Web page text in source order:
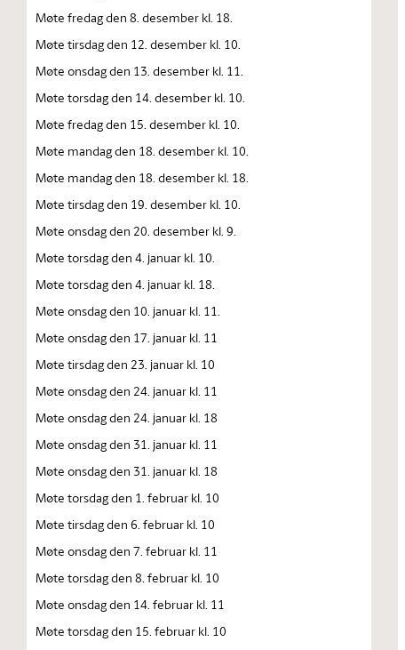
Møte fredag den 8. desember kl. 18.
Møte tirsdag den 12. desember kl. 10.
Møte onsdag den 13. desember kl. 11.
Møte torsdag den 14. desember kl. 10.
Møte fredag den 15. desember kl. 10.
Møte mandag den 18. desember kl. 10.
Møte mandag den 18. desember kl. 18.
Møte tirsdag den 19. desember kl. 10.
Møte onsdag den 20. desember kl. 9.
Møte torsdag den 4. januar kl. 10.
Møte torsdag den 4. januar kl. 18.
Møte onsdag den 10. januar kl. 11.
Møte onsdag den 17. januar kl. 11
Møte tirsdag den 23. januar kl. 10
Møte onsdag den 24. januar kl. 11
Møte onsdag den 24. januar kl. 18
Møte onsdag den 31. januar kl. 11
Møte onsdag den 31. januar kl. 18
Møte torsdag den 1. februar kl. 10
Møte tirsdag den 6. februar kl. 10
Møte onsdag den 7. februar kl. 11
Møte torsdag den 8. februar kl. 10
Møte onsdag den 14. februar kl. 11
Møte torsdag den 15. februar kl. 10